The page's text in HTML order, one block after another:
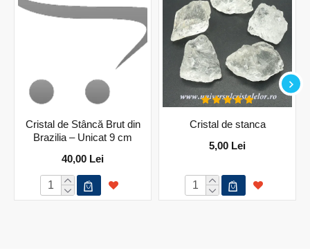
Cristal de Stâncă Brut din
Brazilia – Unicat 9 cm
40,00 Lei
Cristal de stanca
5,00 Lei